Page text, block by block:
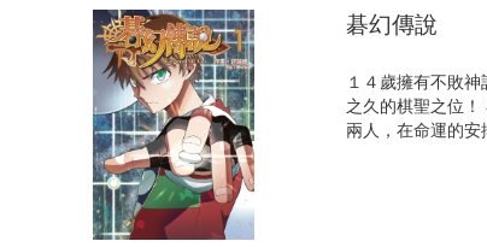
碁幻傳說
１４歲擁有不敗
之久的棋聖之位
兩人，在命運的安